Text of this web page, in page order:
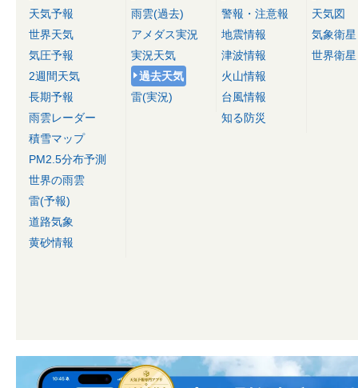
天気予報
世界天気
気圧予報
2週間天気
長期予報
雨雲レーダー
積雪マップ
PM2.5分布予測
世界の雨雲
雷(予報)
道路気象
黄砂情報
雨雲(過去)
アメダス実況
実況天気
過去天気
雷(実況)
警報・注意報
地震情報
津波情報
火山情報
台風情報
知る防災
天気図
気象衛星
世界衛星